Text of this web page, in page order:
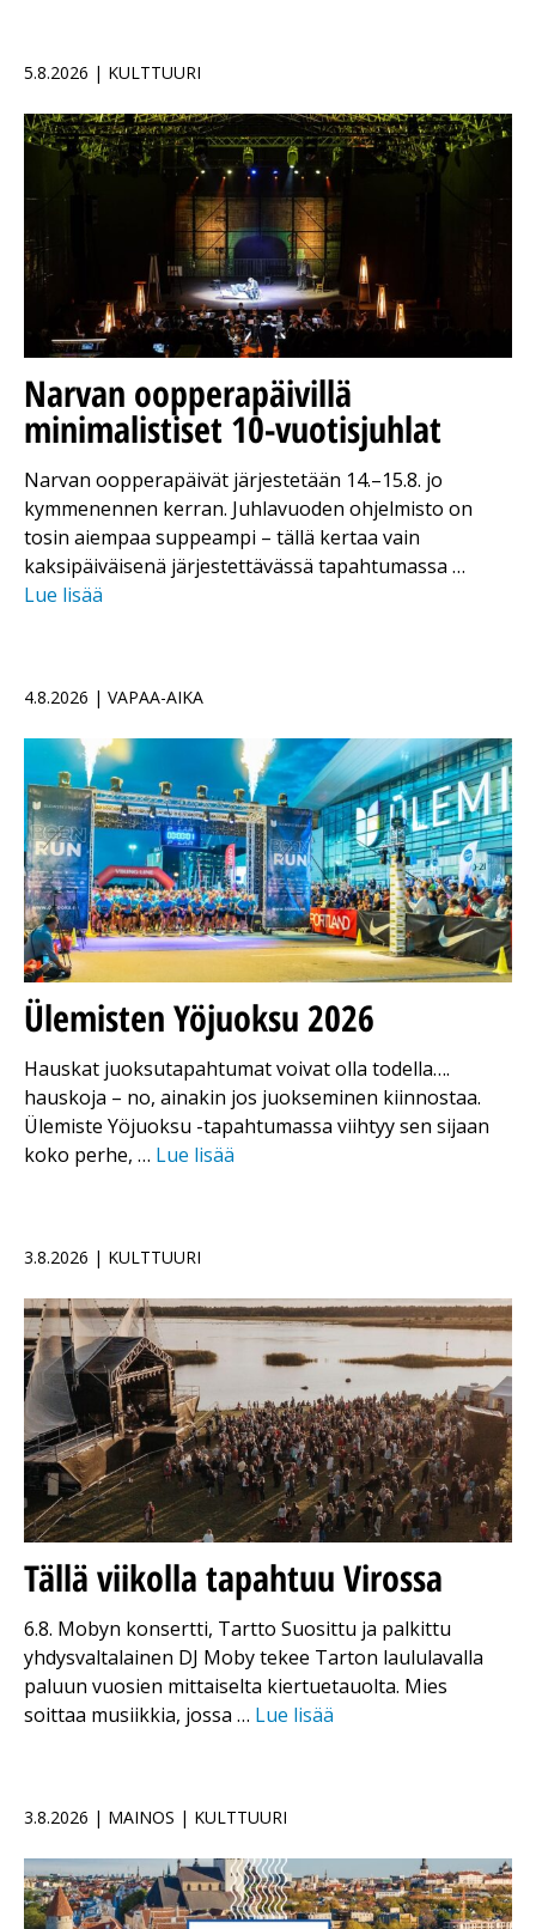
5.8.2026 | KULTTUURI
Narvan oopperapäivillä
minimalistiset 10-vuotisjuhlat
Narvan oopperapäivät järjestetään 14.–15.8. jo
kymmenennen kerran. Juhlavuoden ohjelmisto on
tosin aiempaa suppeampi – tällä kertaa vain
kaksipäiväisenä järjestettävässä tapahtumassa …
Lue lisää
4.8.2026 | VAPAA-AIKA
Ülemisten Yöjuoksu 2026
Hauskat juoksutapahtumat voivat olla todella….
hauskoja – no, ainakin jos juokseminen kiinnostaa.
Ülemiste Yöjuoksu -tapahtumassa viihtyy sen sijaan
koko perhe, … Lue lisää
3.8.2026 | KULTTUURI
Tällä viikolla tapahtuu Virossa
6.8. Mobyn konsertti, Tartto Suosittu ja palkittu
yhdysvaltalainen DJ Moby tekee Tarton laululavalla
paluun vuosien mittaiselta kiertuetauolta. Mies
soittaa musiikkia, jossa … Lue lisää
3.8.2026 | MAINOS | KULTTUURI